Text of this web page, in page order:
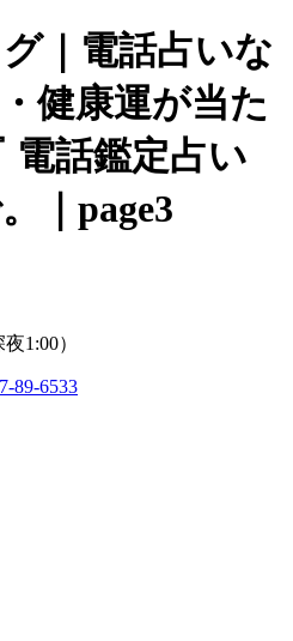
｜電話占いな
健康運が当た
電話鑑定占い
｜page3
1:00）